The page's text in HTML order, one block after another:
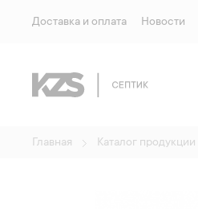
Доставка и оплата Новости
Главная Каталог продукции